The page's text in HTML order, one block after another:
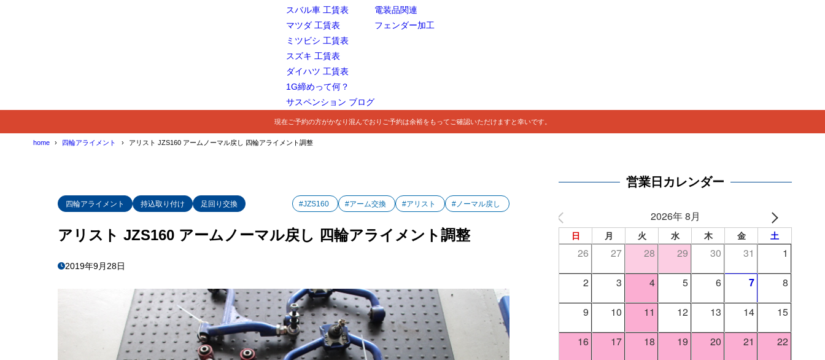
スバル車 工賃表
マツダ 工賃表
ミツビシ 工賃表
スズキ 工賃表
ダイハツ 工賃表
1G締めって何？
サスペンション ブログ
電装品関連
フェンダー加工
現在ご予約の方がかなり混んでおりご予約は余裕をもってご確認いただけますと幸いです。
home 四輪アライメント アリスト JZS160 アームノーマル戻し 四輪アライメント調整
四輪アライメント 持込取り付け 足回り交換 #JZS160 #アーム交換 #アリスト #ノーマル戻し
アリスト JZS160 アームノーマル戻し 四輪アライメント調整
2019年9月28日
営業日カレンダー
2026年 8月
日 月 火 水 木 金 土
26 27 28 29 30 31 1
2 3 4 5 6 7 8
9 10 11 12 13 14 15
16 17 18 19 20 21 22